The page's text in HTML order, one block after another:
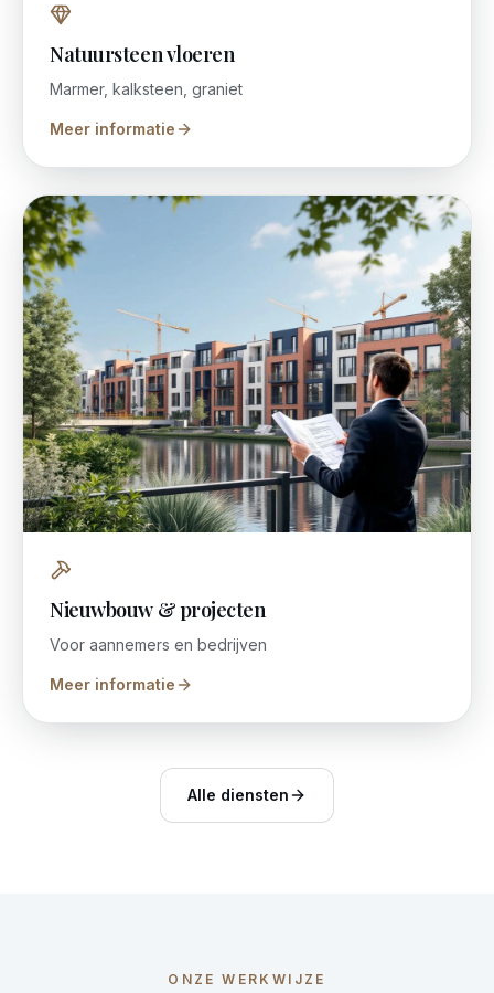
Natuursteen vloeren
Marmer, kalksteen, graniet
Meer informatie
Nieuwbouw & projecten
Voor aannemers en bedrijven
Meer informatie
Alle diensten
ONZE WERKWIJZE